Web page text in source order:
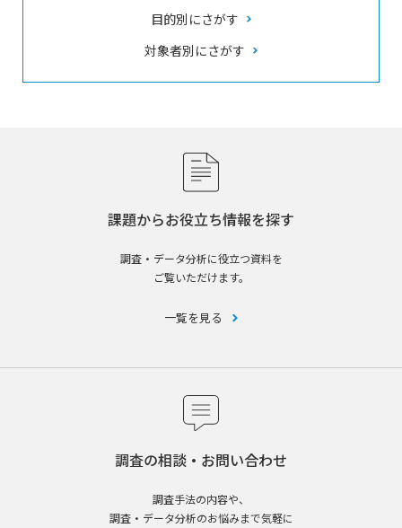
目的別にさがす
対象者別にさがす
課題からお役立ち情報を探す
調査・データ分析に役立つ資料を
ご覧いただけます。
一覧を見る
調査の相談・お問い合わせ
調査手法の内容や、
調査・データ分析のお悩みまで気軽に